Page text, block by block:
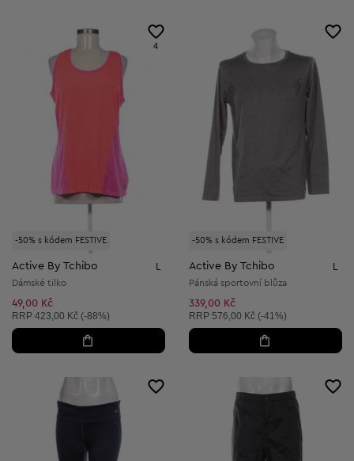
-50% s kódem FESTIVE
4
Active By Tchibo
Dámské tilko
49,00 Kč
Doporučená cena:
RRP 423,00 Kč (-88%)
-50% s kódem FESTIVE
Active By Tchibo
Pánská sportovní blůza
339,00 Kč
Doporučená cena:
RRP 576,00 Kč (-41%)